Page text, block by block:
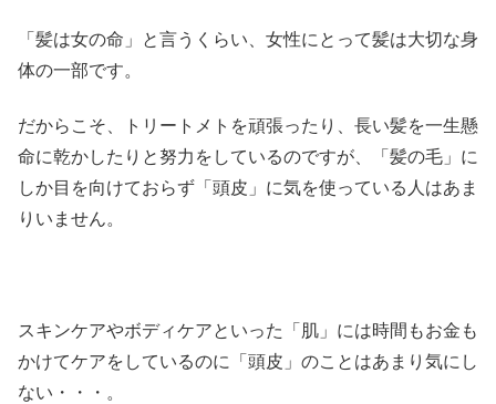
「髪は女の命」と言うくらい、女性にとって髪は大切な身
体の一部です。
だからこそ、トリートメトを頑張ったり、長い髪を一生懸
命に乾かしたりと努力をしているのですが、「髪の毛」に
しか目を向けておらず「頭皮」に気を使っている人はあま
りいません。
スキンケアやボディケアといった「肌」には時間もお金も
かけてケアをしているのに「頭皮」のことはあまり気にし
ない・・・。